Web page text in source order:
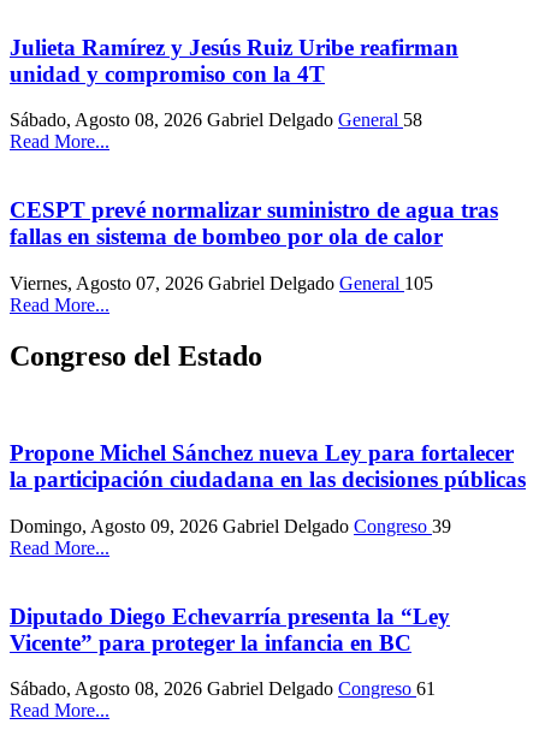
Julieta Ramírez y Jesús Ruiz Uribe reafirman
unidad y compromiso con la 4T
Sábado, Agosto 08, 2026 Gabriel Delgado General 58
Read More...
CESPT prevé normalizar suministro de agua tras
fallas en sistema de bombeo por ola de calor
Viernes, Agosto 07, 2026 Gabriel Delgado General 105
Read More...
Congreso del Estado
Propone Michel Sánchez nueva Ley para fortalecer
la participación ciudadana en las decisiones públicas
Domingo, Agosto 09, 2026 Gabriel Delgado Congreso 39
Read More...
Diputado Diego Echevarría presenta la “Ley
Vicente” para proteger la infancia en BC
Sábado, Agosto 08, 2026 Gabriel Delgado Congreso 61
Read More...